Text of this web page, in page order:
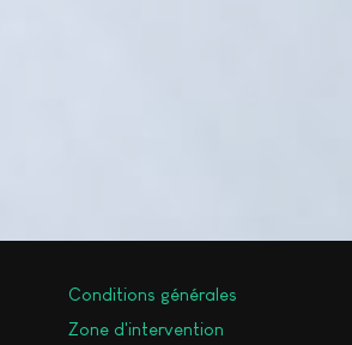
Conditions générales
Zone d'intervention